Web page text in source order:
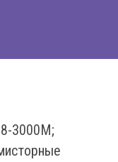
3000М;